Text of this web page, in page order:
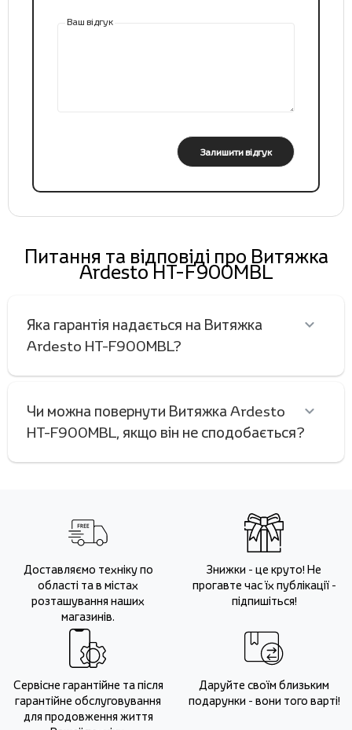
Ваш відгук
Залишити відгук
Питання та відповіді про Витяжка
Ardesto HT-F900MBL
Яка гарантія надається на Витяжка
Ardesto HT-F900MBL?
Чи можна повернути Витяжка Ardesto
HT-F900MBL, якщо він не сподобається?
Доставляємо техніку по
області та в містах
розташування наших
магазинів.
Знижки - це круто! Не
прогавте час їх публікації -
підпишіться!
Сервісне гарантійне та після
гарантійне обслуговування
для продовження життя
Даруйте своїм близьким
подарунки - вони того варті!